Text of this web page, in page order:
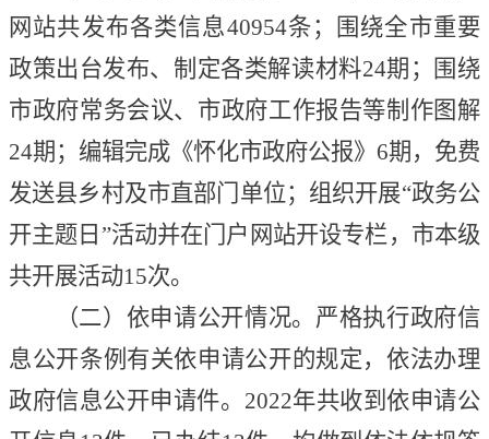
网站共发布各类信息40954条；围绕全市重要
政策出台发布、制定各类解读材料24期；围绕
市政府常务会议、市政府工作报告等制作图解
24期； 编辑完成《怀化市政府公报》 6期，免费
发送县乡村及市直部门单位； 组织开展“政务公
开主题日”活动并在门户网站开设专栏，市本级
共开展活动15次。
（二）依申请公开情况。 严格执行政府信
息公开条例有关依申请公开的规定，依法办理
政府信息公开申请件。 2022年共收到依申请公